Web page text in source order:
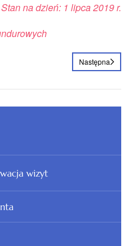
Stan na dzień: 1 lipca 2019 r.
Następna
wizyt